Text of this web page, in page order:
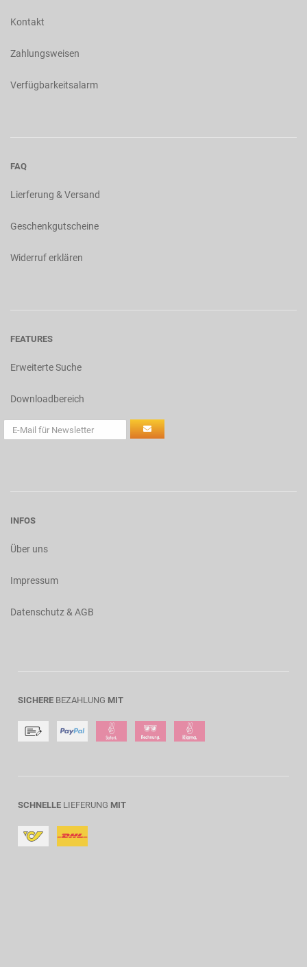
Kontakt
Zahlungsweisen
Verfügbarkeitsalarm
FAQ
Lierferung & Versand
Geschenkgutscheine
Widerruf erklären
FEATURES
Erweiterte Suche
Downloadbereich
INFOS
Über uns
Impressum
Datenschutz & AGB
SICHERE BEZAHLUNG MIT
SCHNELLE LIEFERUNG MIT